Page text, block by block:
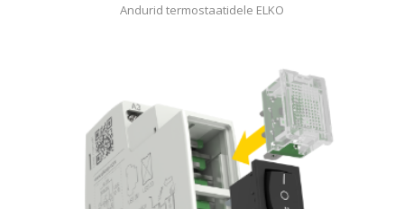
Andurid termostaatidele ELKO